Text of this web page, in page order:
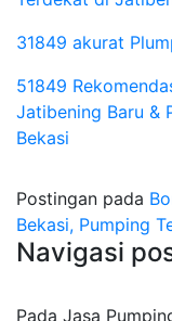
31849 akurat
51849
Jatibening Baru &
Bekasi
Postingan pada
Bekasi, Pumping
Navigasi
Pada Jasa